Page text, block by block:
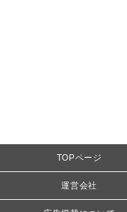
TOPページ
運営会社